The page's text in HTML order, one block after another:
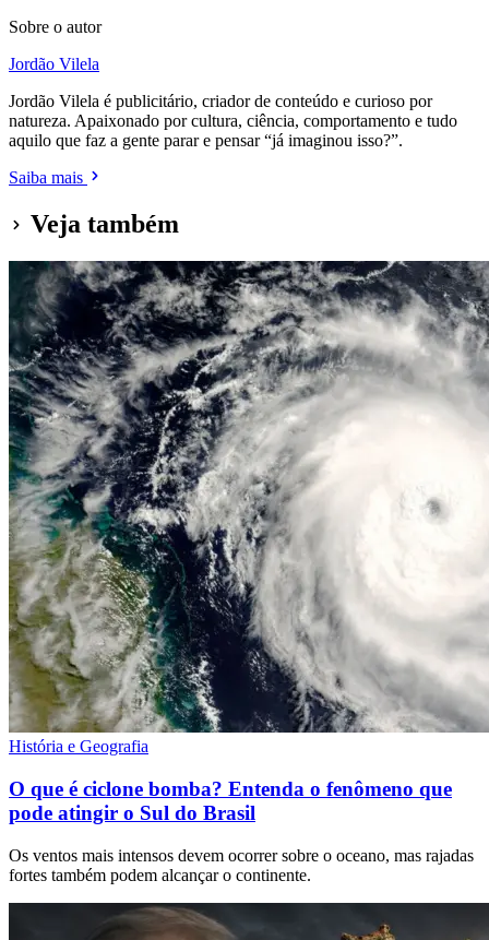
Sobre o autor
Jordão Vilela
Jordão Vilela é publicitário, criador de conteúdo e curioso por
natureza. Apaixonado por cultura, ciência, comportamento e tudo
aquilo que faz a gente parar e pensar “já imaginou isso?”.
Saiba mais
Veja também
História e Geografia
O que é ciclone bomba? Entenda o fenômeno que
pode atingir o Sul do Brasil
Os ventos mais intensos devem ocorrer sobre o oceano, mas rajadas
fortes também podem alcançar o continente.